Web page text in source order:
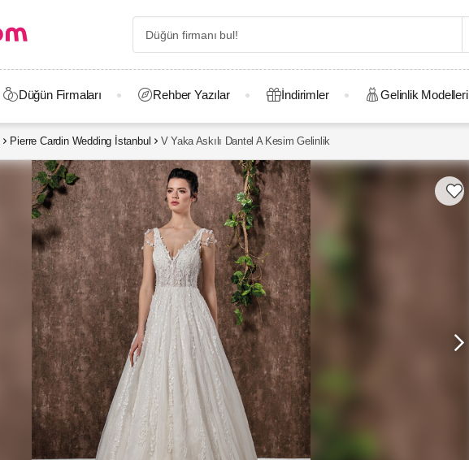
Düğün Firmaları Rehber Yazılar İndirimler Gelinlik Modelleri
Pierre Cardin Wedding İstanbul V Yaka Askılı Dantel A Kesim Gelinlik